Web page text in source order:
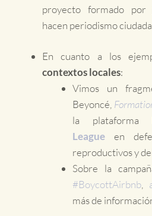
proyecto formado por
hacen periodismo
En cuanto a los
contextos locales:
Vimos un
Beyoncé,
la plataforma
League en
reproductivos y
Sobre la
#BoycottAirbnb
más de